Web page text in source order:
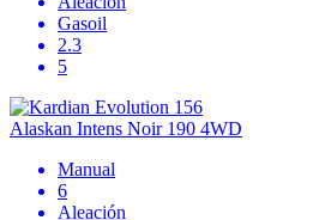
Gasoil
2.3
5
Alaskan Intens Noir 190 4WD
Manual
6
Aleación